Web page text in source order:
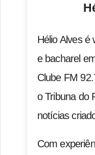
Hélio Alves é
e bacharel
Clube FM
o Tribuna do
notícias
Com